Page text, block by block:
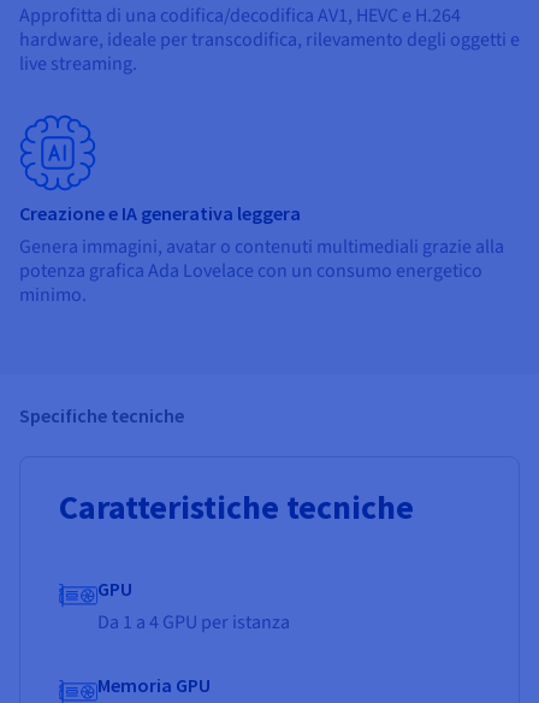
Approfitta di una codifica/decodifica AV1, HEVC e H.264
hardware, ideale per transcodifica, rilevamento degli oggetti e
live streaming.
Creazione e IA generativa leggera
Genera immagini, avatar o contenuti multimediali grazie alla
potenza grafica Ada Lovelace con un consumo energetico
minimo.
Specifiche tecniche
Caratteristiche tecniche
GPU
Da 1 a 4 GPU per istanza
Memoria GPU